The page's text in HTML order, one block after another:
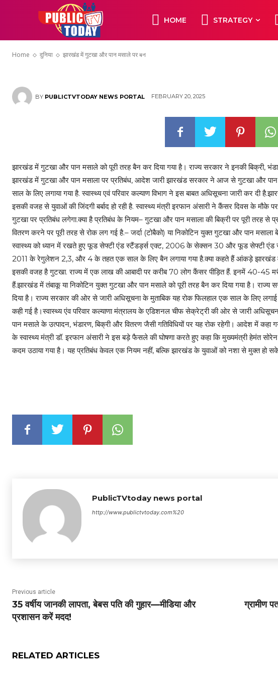
HOME STRATEGY
Home दुनिया झारखंड में गुटखा और पान मसाले पर बैन
झारखंड में गुटखा और
BY PUBLICTVTODAY NEWS PORTAL FEBRUARY 20, 2025
झारखंड में गुटखा और पान मसाले को पूरी तरह बैन कर दिया गया है। राज्य सरकार ने इनकी बिक्री,
झारखंड में गुटखा और पान मसाला पर प्रतिबंध, आदेश जारी झारखंड सरकार ने आज से गुटखा और पान
साल के लिए लगाया गया है. स्वास्थ्य एवं परिवार कल्याण विभाग ने इस बाबत अधिसूचना जारी कर
इसकी वजह से युवाओं की जिंदगी बर्बाद हो रही है. स्वास्थ्य मंत्री इरफान अंसारी ने कैंसर दिवस के मौके
गुटखा पर प्रतिबंध लगेगा.क्या है प्रतिबंध के नियम– गुटखा और पान मसाला की बिक्री पर पूरी तरह से
वितरण करने पर पूरी तरह से रोक लग गई है.– जर्दा (टोबैको) या निकोटिन युक्त गुटखा और पान मसाला
स्वास्थ्य को ध्यान में रखते हुए फूड सेफ्टी एंड स्टैंडर्ड्स एक्ट, 2006 के सेक्सन 30 और फूड सेफ्टी एंड
2011 के रेगुलेशन 2,3, और 4 के तहत एक साल के लिए बैन लगाया गया है.क्या कहते हैं आंकड़े झारखंड
इसकी वजह है गुटखा. राज्य में एक लाख की आबादी पर करीब 70 लोग कैंसर पीड़ित हैं. इनमें 40-
हैं.झारखंड में तंबाकू या निकोटिन युक्त गुटखा और पान मसाले को पूरी तरह बैन कर दिया गया है। राज्य
दिया है। राज्य सरकार की ओर से जारी अधिसूचना के मुताबिक यह रोक फिलहाल एक साल के लिए
कही गई है।स्वास्थ्य एंव परिवार कल्याणा मंत्रालय के एडिशनल चीफ सेक्रेट्री की ओर से जारी
पान मसाले के उत्पादन, भंडारण, बिक्री और वितरण जैसी गतिविधियों पर यह रोक रहेगी। आदेश में
के स्वास्थ्य मंत्री डॉ. इरफान अंसारी ने इस बड़े फैसले की घोषणा करते हुए कहा कि मुख्यमंत्री हेमंत
कदम उठाया गया है। यह प्रतिबंध केवल एक नियम नहीं, बल्कि झारखंड के युवाओं को नशा से मुक्त हो
PublicTVtoday news portal
http://www.publictvtoday.com%20
Previous article
35 वर्षीय जानकी लापता, बेबस पति की गुहार—मीडिया और
प्रशासन करें मदद!
ग्रामीण
RELATED ARTICLES